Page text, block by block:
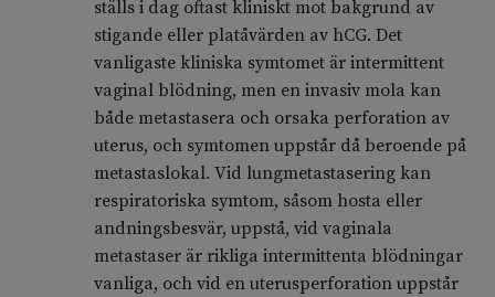
ställs i dag oftast kliniskt mot bakgrund av
stigande eller platåvärden av hCG. Det
vanligaste kliniska symtomet är intermittent
vaginal blödning, men en invasiv mola kan
både metastasera och orsaka perforation av
uterus, och symtomen uppstår då beroende på
metastaslokal. Vid lungmetastasering kan
respiratoriska symtom, såsom hosta eller
andningsbesvär, uppstå, vid vaginala
metastaser är rikliga intermittenta blödningar
vanliga, och vid en uterusperforation uppstår